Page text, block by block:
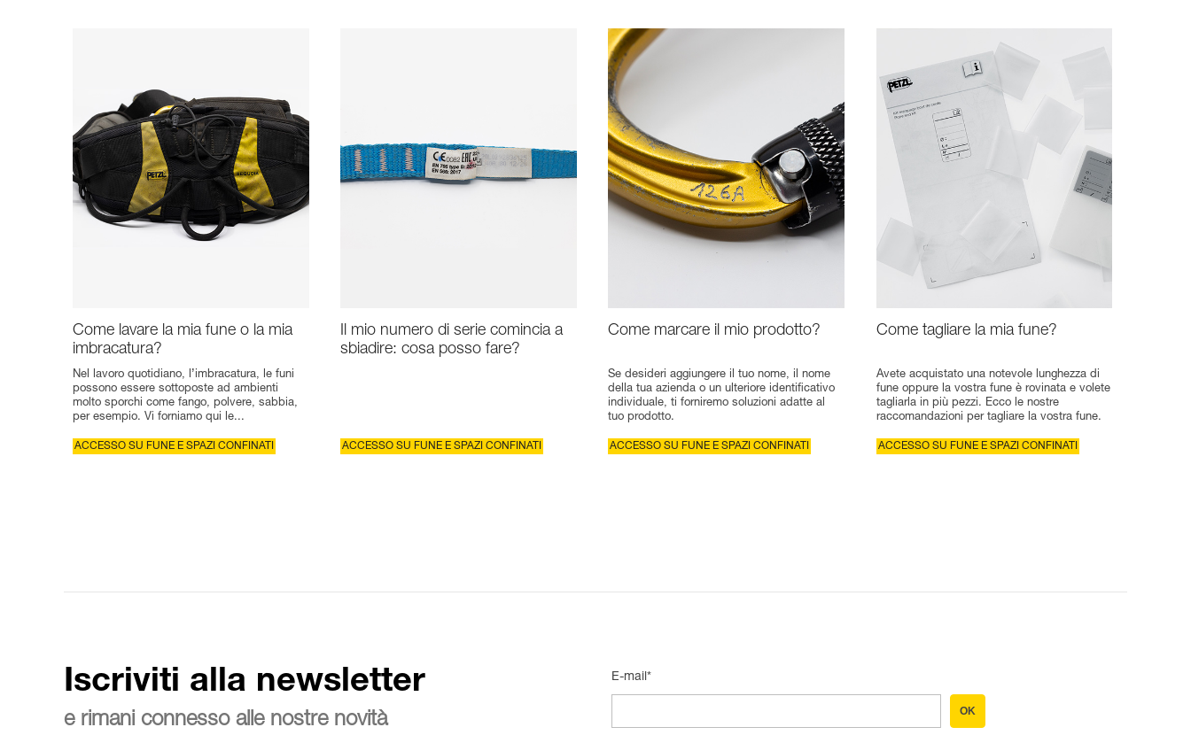
Come lavare la mia fune o la mia
imbracatura?
Nel lavoro quotidiano, l’imbracatura, le funi
possono essere sottoposte ad ambienti
molto sporchi come fango, polvere, sabbia,
per esempio. Vi forniamo qui le...
ACCESSO SU FUNE E SPAZI CONFINATI
Il mio numero di serie comincia a
sbiadire: cosa posso fare?
ACCESSO SU FUNE E SPAZI CONFINATI
Come marcare il mio prodotto?
Se desideri aggiungere il tuo nome, il nome
della tua azienda o un ulteriore identificativo
individuale, ti forniremo soluzioni adatte al
tuo prodotto.
ACCESSO SU FUNE E SPAZI CONFINATI
Come tagliare la mia fune?
Avete acquistato una notevole lunghezza di
fune oppure la vostra fune è rovinata e volete
tagliarla in più pezzi. Ecco le nostre
raccomandazioni per tagliare la vostra fune.
ACCESSO SU FUNE E SPAZI CONFINATI
Iscriviti alla newsletter
e rimani connesso alle nostre novità
E-mail*
OK